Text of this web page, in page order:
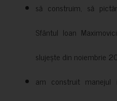
să construim, să
Sfântul Ioan
slujește din noiembrie
am construit manejul